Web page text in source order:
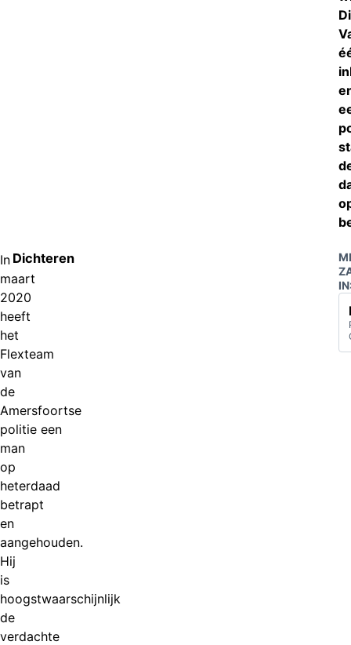
In
maart
2020
heeft
het
Flexteam
van
de
Amersfoortse
politie een
man
op
heterdaad
betrapt
en
aangehouden.
Hij
is
hoogstwaarschijnlijk
de
verdachte
Dichteren